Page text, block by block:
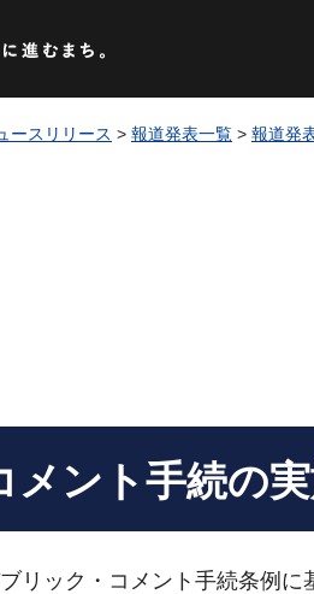
ースリリース > 報道発表一覧 > 報道発
メント手続の
リック・コメント手続条例